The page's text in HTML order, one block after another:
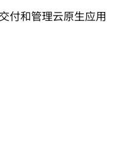
付和管理云原生应用